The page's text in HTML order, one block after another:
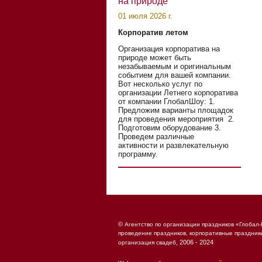
01 июля 2026 г.
Корпоратив летом
Организация корпоратива на
природе может быть
незабываемым и оригинальным
событием для вашей компании.
Вот несколько услуг по
организации Летнего корпоратива
от компании ГлобалШоу: 1.
Предложим варианты площадок
для проведения мероприятия 2.
Подготовим оборудование 3.
Проведем различные
активности и развлекательную
программу.
© Агентство по организации праздников
проведение праздников, корпоративные
организация свадеб , 2006 - 2024